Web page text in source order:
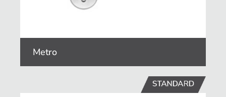
Metro